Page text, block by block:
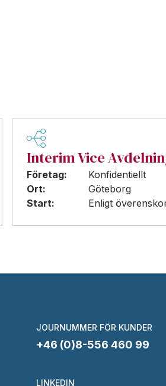
Interim Vice
Företag:
Konfidentiellt
Ort:
Göteborg
Start:
Enligt
JOURNUMMER FÖR KUNDER
+46 (0)8-556 460 99
LINKEDIN